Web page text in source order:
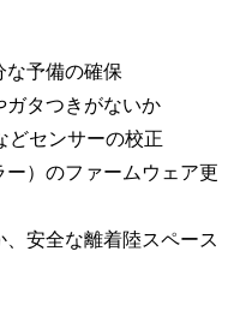
な予備の確保
ガタつきがないか
どセンサーの校正
）のファームウェア更
安全な離着陸スペース